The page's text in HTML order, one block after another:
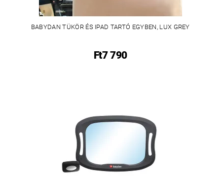
BABYDAN TÜKÖR ÉS IPAD TARTÓ EGYBEN, LUX GREY
Ft7 790